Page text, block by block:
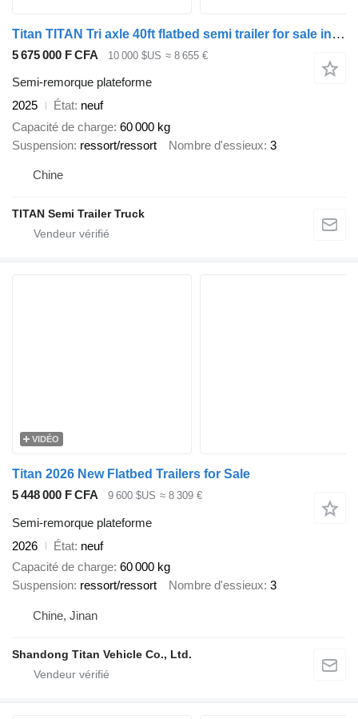
Titan TITAN Tri axle 40ft flatbed semi trailer for sale in Ghana
5 675 000 F CFA 10 000 $US ≈ 8 655 €
Semi-remorque plateforme
2025
État neuf
Capacité de charge 60 000 kg
Suspension ressort/ressort Nombre d'essieux 3
Chine
TITAN Semi Trailer Truck
VIDÉO
Titan 2026 New Flatbed Trailers for Sale
5 448 000 F CFA
9 600 $US ≈ 8 309 €
Semi-remorque plateforme
2026
État neuf
Capacité de charge 60 000 kg
Suspension ressort/ressort Nombre d'essieux 3
Chine, Jinan
Shandong Titan Vehicle Co., Ltd.